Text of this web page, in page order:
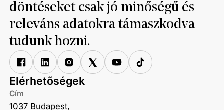
döntéseket csak jó minőségű és
releváns adatokra támaszkodva
tudunk hozni.
Elérhetőségek
Cím
1037 Budapest,